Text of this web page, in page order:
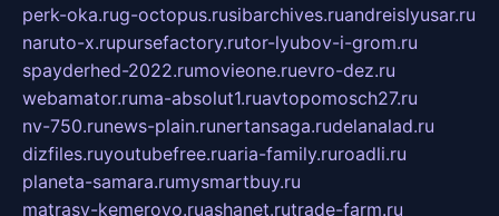
perk-oka.rug-octopus.rusibarchives.ruandreislyusar.ru
naruto-x.rupursefactory.rutor-lyubov-i-grom.ru
spayderhed-2022.rumovieone.ruevro-dez.ru
webamator.ruma-absolut1.ruavtopomosch27.ru
nv-750.runews-plain.runertansaga.rudelanalad.ru
dizfiles.ruyoutubefree.ruaria-family.ruroadli.ru
planeta-samara.rumysmartbuy.ru
matrasy-kemerovo.ruashanet.rutrade-farm.ru